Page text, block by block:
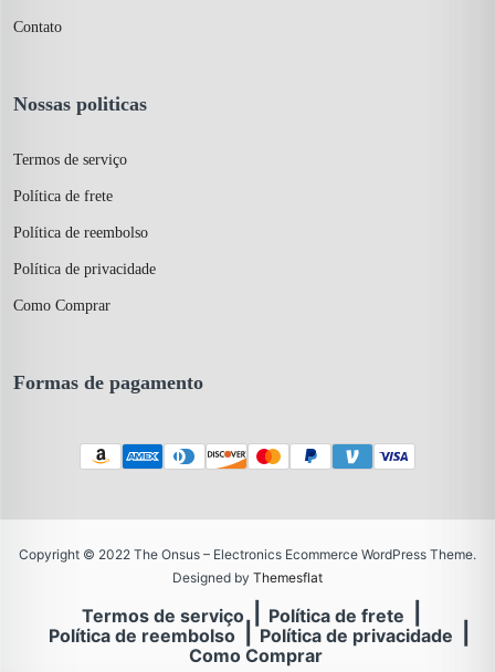
Contato
Nossas politicas
Termos de serviço
Política de frete
Política de reembolso
Política de privacidade
Como Comprar
Formas de pagamento
Copyright © 2022 The Onsus – Electronics Ecommerce WordPress Theme.
Designed by Themesflat
Termos de serviço
Política de frete
Política de reembolso
Política de privacidade
Como Comprar